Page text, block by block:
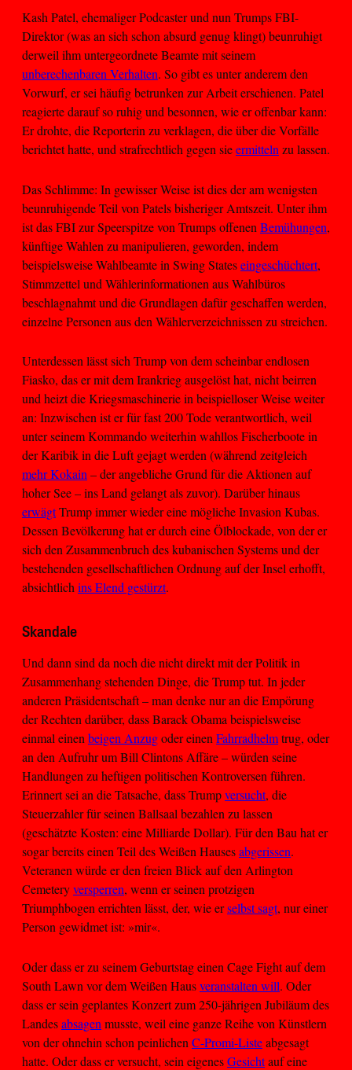
Kash Patel, ehemaliger Podcaster und nun Trumps FBI-
Direktor (was an sich schon absurd genug klingt) beunruhigt
derweil ihm untergeordnete Beamte mit seinem
unberechenbaren Verhalten. So gibt es unter anderem den
Vorwurf, er sei häufig betrunken zur Arbeit erschienen. Patel
reagierte darauf so ruhig und besonnen, wie er offenbar kann:
Er drohte, die Reporterin zu verklagen, die über die Vorfälle
berichtet hatte, und strafrechtlich gegen sieermittelnzu lassen.
Das Schlimme: In gewisser Weise ist dies der am wenigsten
beunruhigende Teil von Patels bisheriger Amtszeit. Unter ihm
ist das FBI zur Speerspitze von Trumps offenen Bemühungen,
künftige Wahlen zu manipulieren, geworden, indem
beispielsweise Wahlbeamte in Swing Stateseingeschüchtert,
Stimmzettel und Wählerinformationen aus Wahlbüros
beschlagnahmt und die Grundlagen dafür geschaffen werden,
einzelne Personen aus den Wählerverzeichnissen zu streichen.
Unterdessen lässt sich Trump von dem scheinbar endlosen
Fiasko, das er mit dem Irankrieg ausgelöst hat, nicht beirren
und heizt die Kriegsmaschinerie in beispielloser Weise weiter
an: Inzwischen ist er für fast 200 Tode verantwortlich, weil
unter seinem Kommando weiterhin wahllos Fischerboote in
der Karibik in die Luft gejagt werden (während zeitgleich
mehr Kokain– der angebliche Grund für die Aktionen auf
hoher See – ins Land gelangt als zuvor). Darüber hinaus
erwägtTrump immer wieder eine mögliche Invasion Kubas.
Dessen Bevölkerung hat er durch eine Ölblockade, von der er
sich den Zusammenbruch des kubanischen Systems und der
bestehenden gesellschaftlichen Ordnung auf der Insel erhofft,
absichtlichins Elend gestürzt.
Skandale
Und dann sind da noch die nicht direkt mit der Politik in
Zusammenhang stehenden Dinge, die Trump tut. In jeder
anderen Präsidentschaft – man denke nur an die Empörung
der Rechten darüber, dass Barack Obama beispielsweise
einmal einenbeigen Anzugoder einenFahrradhelmtrug, oder
an den Aufruhr um Bill Clintons Affäre – würden seine
Handlungen zu heftigen politischen Kontroversen führen.
Erinnert sei an die Tatsache, dass Trumpversucht, die
Steuerzahler für seinen Ballsaal bezahlen zu lassen
(geschätzte Kosten: eine Milliarde Dollar). Für den Bau hat er
sogar bereits einen Teil des Weißen Hausesabgerissen.
Veteranen würde er den freien Blick auf den Arlington
Cemeteryversperren, wenn er seinen protzigen
Triumphbogen errichten lässt, der, wie erselbst sagt, nur einer
Person gewidmet ist: »mir«.
Oder dass er zu seinem Geburtstag einen Cage Fight auf dem
South Lawn vor dem Weißen Hausveranstalten will. Oder
dass er sein geplantes Konzert zum 250-jährigen Jubiläum des
Landesabsagen musste, weil eine ganze Reihe von Künstlern
von der ohnehin schon peinlichen C-Promi-Listeabgesagt
hatte. Oder dass er versucht, sein eigenesGesichtauf eine